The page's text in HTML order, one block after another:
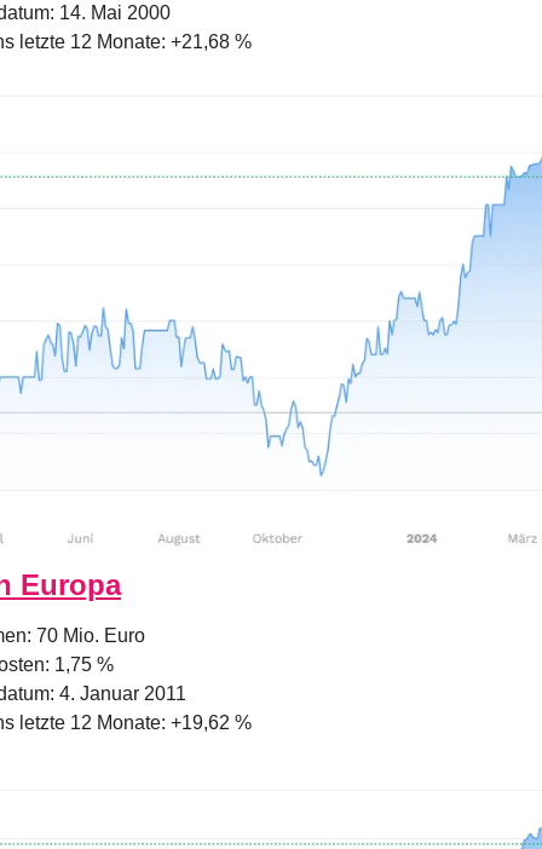
14. Mai 2000
letzte 12 Monate: +21,68 %
Europa
70 Mio. Euro
1,75 %
4. Januar 2011
letzte 12 Monate: +19,62 %